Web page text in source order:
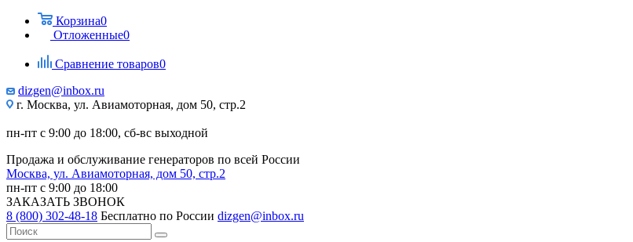
Корзина0
Отложенные0
Сравнение товаров0
dizgen@inbox.ru
г. Москва, ул. Авиамоторная, дом 50, стр.2
пн-пт с 9:00 до 18:00, сб-вс выходной
Продажа и обслуживание генераторов по всей России
Москва, ул. Авиамоторная, дом 50, стр.2
пн-пт с 9:00 до 18:00
ЗАКАЗАТЬ ЗВОНОК
8 (800) 302-48-18 Бесплатно по России dizgen@inbox.ru